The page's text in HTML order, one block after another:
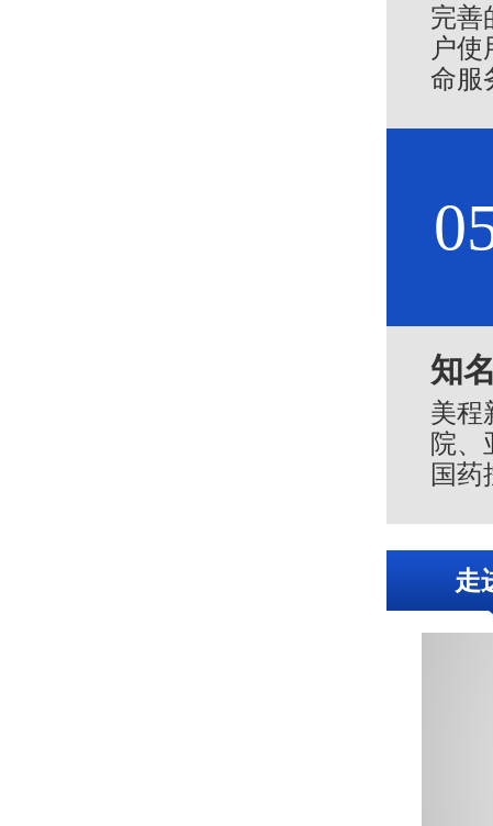
完善
户
命服
知
美程
院、
国药
走